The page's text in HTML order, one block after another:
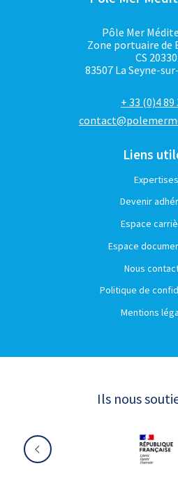
Pôle Mer
Zone portuaire de
CS 20330
83507 La Seyne-
+ 33 (0)4 89
Liens
Expertises
Devenir
Espace
Espace
Nous
Politique de
Mentions
Ils nous